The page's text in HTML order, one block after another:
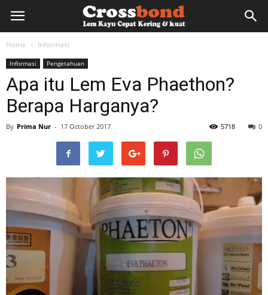
lemkayu.net
HPL,
Kertas,
Home Informasi
Informasi Pengetahuan
Apa itu Lem Eva Phaethon?
Berapa Harganya?
By Prima Nur - 17 October 2017 0
5718